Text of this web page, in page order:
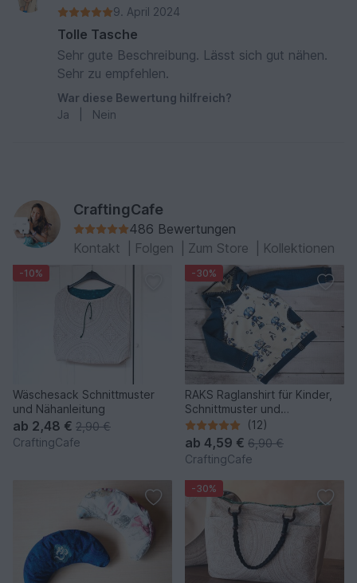
9. April 2024
Tolle Tasche
Sehr gute Beschreibung. Lässt sich gut nähen.
Sehr zu empfehlen.
War diese Bewertung hilfreich?
Ja
Nein
CraftingCafe
486 Bewertungen
Kontakt
Folgen Zum Store Kollektionen
-10%
Wäschesack Schnittmuster
und Nähanleitung
ab 2,48 € 2,90 €
CraftingCafe
-30%
RAKS Raglanshirt für Kinder,
Schnittmuster und
Nähanleitung Gr. 92-140
(12)
ab 4,59 € 6,90 €
CraftingCafe
-30%